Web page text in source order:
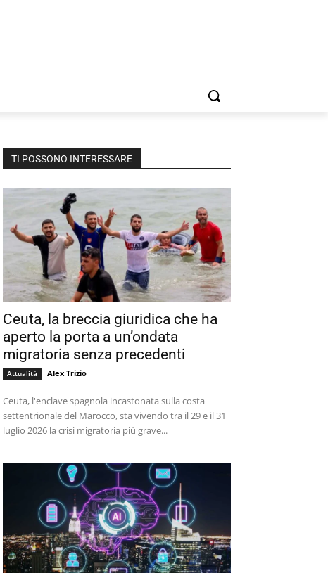
TI POSSONO INTERESSARE
Ceuta, la breccia giuridica che ha
aperto la porta a un’ondata
migratoria senza precedenti
Attualità Alex Trizio
Ceuta, l'enclave spagnola incastonata sulla costa
settentrionale del Marocco, sta vivendo tra il 29 e il 31
luglio 2026 la crisi migratoria più grave...